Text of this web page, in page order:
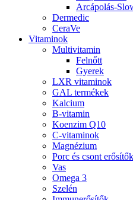
Arcápolás-
Dermedic
CeraVe
Vitaminok
Multivitamin
Felnőtt
Gyerek
LXR vitaminok
GAL termékek
Kalcium
B-vitamin
Koenzim Q10
C-vitaminok
Magnézium
Porc és csont erősítők
Vas
Omega 3
Szelén